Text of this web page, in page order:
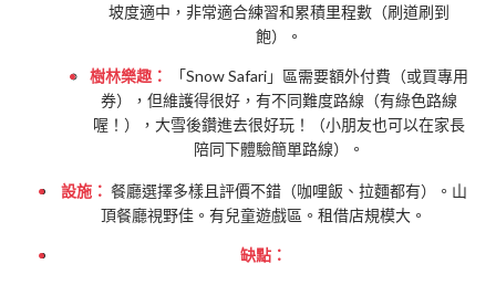
坡度適中，非常適合練習和累積里程數（刷道刷到
飽）。
樹林樂趣：
「Snow Safari」區需要額外付費（或買專用
券），但維護得很好，有不同難度路線（有綠色路線
喔！），大雪後鑽進去很好玩！（小朋友也可以在家長
陪同下體驗簡單路線）。
設施： 餐廳選擇多樣且評價不錯（咖哩飯、拉麵都有）。山
頂餐廳視野佳。有兒童遊戲區。租借店規模大。
缺點：